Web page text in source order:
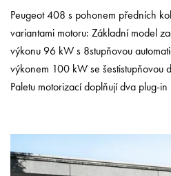
Peugeot 408 s pohonem předních
variantami motoru: Základní model
výkonu 96 kW s 8stupňovou
výkonem 100 kW se šestistupňovou
Paletu motorizací doplňují dva plug-